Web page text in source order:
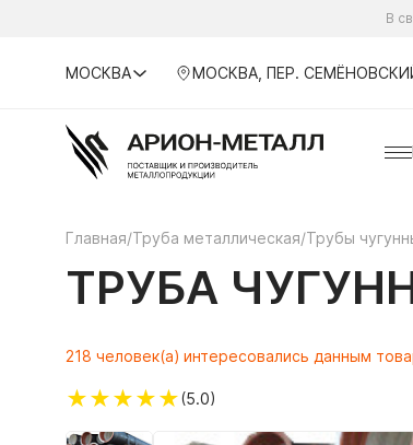
В
МОСКВА МОСКВА, ПЕР.
Главная/Труба металлическая/Трубы
ТРУБА
218 человек(а) интересовались данным
★★★★★(5.0)